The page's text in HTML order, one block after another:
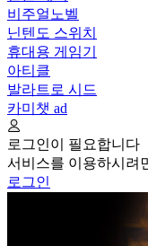
비주얼노벨
닌텐도 스위치
휴대용 게임기
아티클
발라트로 시드
카미챗 ad
로그인이 필요합니다
서비스를 이용하시려
로그인